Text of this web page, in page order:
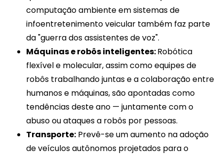
computação ambiente em sistemas de
infoentretenimento veicular também faz parte
da "guerra dos assistentes de voz".
Máquinas e robôs inteligentes:Robótica
flexível e molecular, assim como equipes de
robôs trabalhando juntas e a colaboração entre
humanos e máquinas, são apontadas como
tendências deste ano — juntamente com o
abuso ou ataques a robôs por pessoas.
Transporte: Prevê-se um aumento na adoção
de veículos autônomos projetados para o